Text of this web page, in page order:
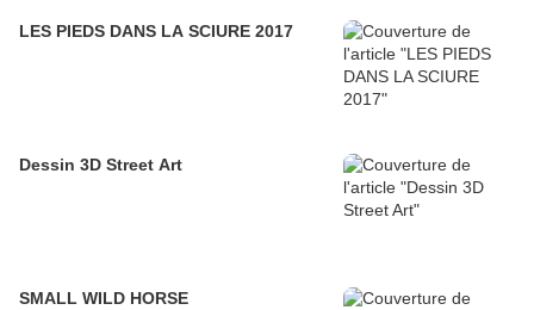
LES PIEDS DANS LA SCIURE 2017
Dessin 3D Street Art
SMALL WILD HORSE